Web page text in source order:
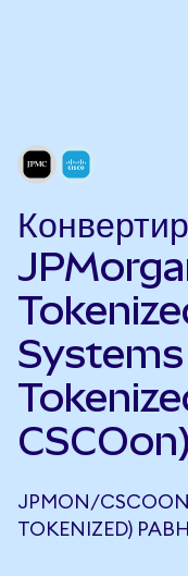
CSCOon)
JPMON/
TOKENIZED)